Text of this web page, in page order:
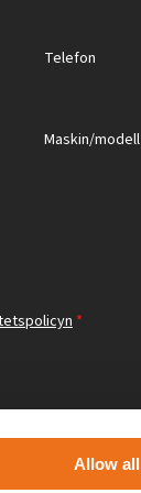
Allow all
*